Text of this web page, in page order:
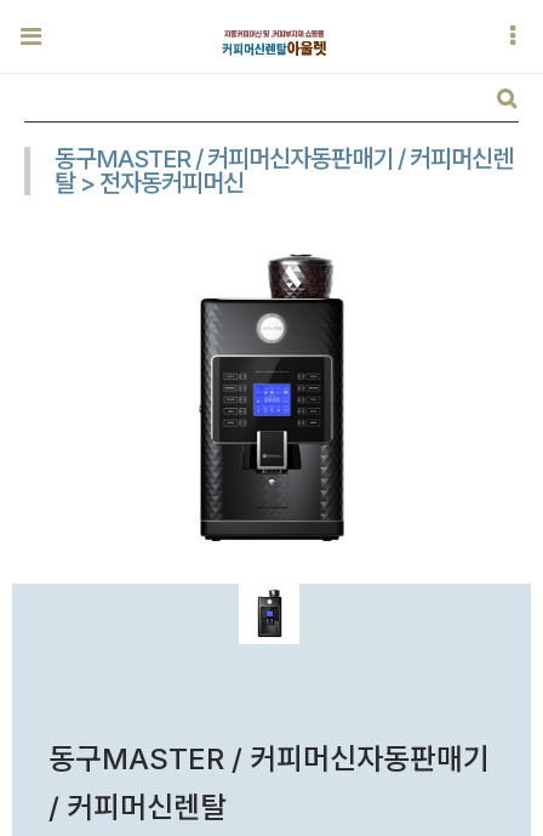
동구MASTER / 커피머신자동판매기 / 커피머신렌
탈 > 전자동커피머신
동구MASTER / 커피머신자동판매기
/ 커피머신렌탈